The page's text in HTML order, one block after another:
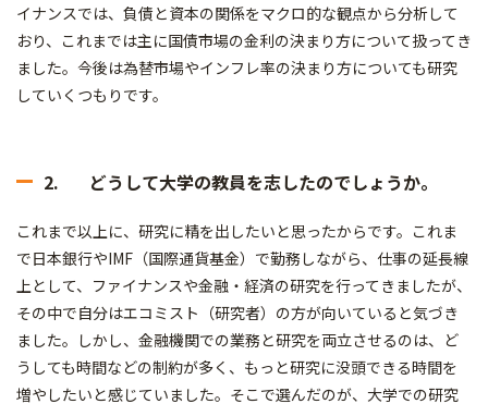
イナンスでは、負債と資本の関係をマクロ的な観点から分析して
おり、これまでは主に国債市場の金利の決まり方について扱ってき
ました。今後は為替市場やインフレ率の決まり方についても研究
していくつもりです。
2. どうして大学の教員を志したのでしょうか。
これまで以上に、研究に精を出したいと思ったからです。これま
で日本銀行やIMF（国際通貨基金）で勤務しながら、仕事の延長線
上として、ファイナンスや金融・経済の研究を行ってきましたが、
その中で自分はエコミスト（研究者）の方が向いていると気づき
ました。しかし、金融機関での業務と研究を両立させるのは、ど
うしても時間などの制約が多く、もっと研究に没頭できる時間を
増やしたいと感じていました。そこで選んだのが、大学での研究